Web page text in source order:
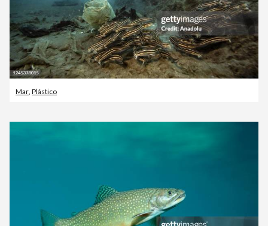
Mar, Plástico